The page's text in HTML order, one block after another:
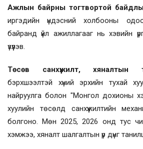
Ажлын байрны тогтвортой
иргэдийн үндэсний холбооны
байранд үйл ажиллагааг нь хэвийн
үзүүлэв.
Төсөв санхүүжилт, хяналтын
бэрхшээлтэй хүний эрхийн тухай
найруулга болон "Монгол дохионы
хуулийн төсөлд санхүүжилтийн
болгоно. Мөн 2025, 2026 онд тус
хэмжээ, хяналт шалгалтын үр дүнг